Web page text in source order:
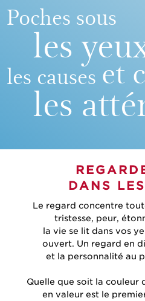
Poches sous
les
les causes et
les
DANS
Le regard concentre
tristesse, peur,
la vie se lit dans vos
ouvert. Un regard en
et la personnalité au
Quelle que soit la couleur
en valeur est le